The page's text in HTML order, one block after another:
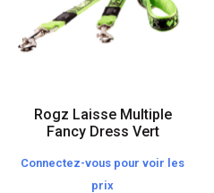
Rogz Laisse Multiple
Fancy Dress Vert
Connectez-vous pour voir les
prix